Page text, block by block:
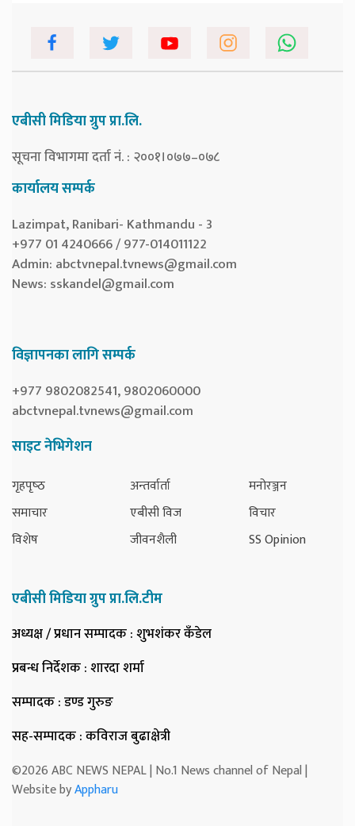
एबीसी मिडिया ग्रुप प्रा.लि.
सूचना विभागमा दर्ता नं. : २००१।०७७–०७८
कार्यालय सम्पर्क
Lazimpat, Ranibari- Kathmandu - 3
+977 01 4240666 / 977-014011122
Admin: abctvnepal.tvnews@gmail.com
News: sskandel@gmail.com
विज्ञापनका लागि सम्पर्क
+977 9802082541, 9802060000
abctvnepal.tvnews@gmail.com
साइट नेभिगेशन
गृहपृष्‍ठ
समाचार
विशेष
अन्तर्वार्ता
एबीसी विज
जीवनशैली
मनोरञ्जन
विचार
SS Opinion
एबीसी मिडिया ग्रुप प्रा.लि.टीम
अध्यक्ष / प्रधान सम्पादक: शुभशंकर कँडेल
प्रबन्ध निर्देशक: शारदा शर्मा
सम्पादक: डण्ड गुरुङ
सह-सम्पादक: कविराज बुढाक्षेत्री
©2026 ABC NEWS NEPAL | No.1 News channel of Nepal |
Website byAppharu